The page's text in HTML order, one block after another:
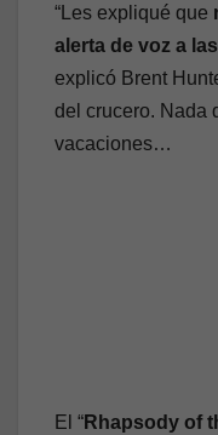
“Les expliqué que
alerta de voz a
explicó Brent
del crucero. Nada
vacaciones…
El “Rhapsody of